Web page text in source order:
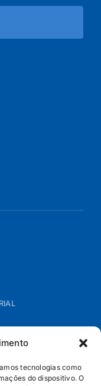
tecnologias como
do dispositivo. O